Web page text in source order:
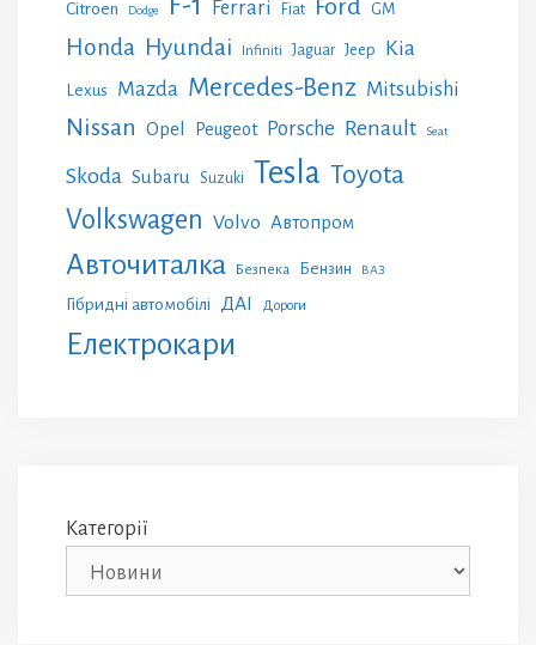
Citroen Dodge Ferrari Fiat Ford GM
Honda Hyundai Infiniti Jaguar Jeep Kia
Lexus Mazda Mercedes-Benz Mitsubishi
Nissan Opel Peugeot Porsche Renault Seat
Skoda Subaru Suzuki Tesla Toyota
Volkswagen Volvo Автопром
Авточиталка Безпека Бензин ВАЗ
Гібридні автомобілі ДАІ Дороги
Електрокари
Категорії